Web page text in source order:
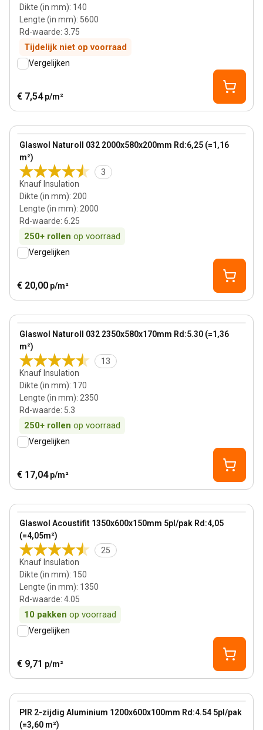
Dikte (in mm): 140
Lengte (in mm): 5600
Rd-waarde: 3.75
Tijdelijk niet op voorraad
Vergelijken
€ 7,54 p/m²
Glaswol Naturoll 032 2000x580x200mm Rd:6,25 (=1,16
m²)
3
Knauf Insulation
Dikte (in mm): 200
Lengte (in mm): 2000
Rd-waarde: 6.25
250+ rollen op voorraad
View product
Vergelijken
€ 20,00 p/m²
Bestseller
Glaswol Naturoll 032 2350x580x170mm Rd:5.30 (=1,36
m²)
13
Knauf Insulation
Dikte (in mm): 170
Lengte (in mm): 2350
Rd-waarde: 5.3
250+ rollen op voorraad
View product
Vergelijken
€ 17,04 p/m²
Bestseller
Glaswol Acoustifit 1350x600x150mm 5pl/pak Rd:4,05
(=4,05m²)
25
Knauf Insulation
Dikte (in mm): 150
Lengte (in mm): 1350
Rd-waarde: 4.05
10 pakken op voorraad
View product
Vergelijken
€ 9,71 p/m²
PIR 2-zijdig Aluminium 1200x600x100mm Rd:4.54 5pl/pak
(=3,60 m²)
View product